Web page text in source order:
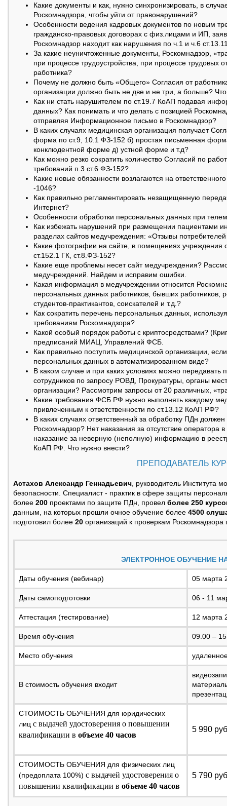
Какие документы и как, нужно синхронизировать, в
Роскомнадзора, чтобы уйти от правонарушений?
Особенности ведения кадровых документов по новым
гражданско-правовых договорах с физ.лицами и ИП,
Роскомнадзор находит как нарушения по ч.1 и ч.6
За какие неуничтоженные документы, Роскомнадзор,
при процессе трудоустройства, при процессе трудовых
работника?
Почему не должно быть «Общего» Согласия от
организации должно быть не две и не три, а больше?
Как ни стать нарушителем по ст.19.7 КоАП подавая
данных? Как понимать и что делать с позицией
отправляя Информационное письмо в Роскомнадзор?
В каких случаях медицинская организация получает
форма по ст.9, 10.1 ФЗ-152 б) простая письменная
конклюдентной форме д) устной форме и т.д?
Как можно резко сократить количество Согласий по
требований п.3 ст.6 ФЗ-152?
Какие новые обязанности возлагаются на
-1046?
Как правильно регламентировать незащищенную
Интернет?
Особенности обработки персональных данных при
Как избежать нарушений при размещении пациентами
разделах сайтов медучреждения: «Отзывы потребителей
Какие фотографии на сайте, в помещениях учреждения
ст.152.1 ГК, ст.8.ФЗ-152?
Какие еще проблемы несет сайт медучреждения?
медучреждений. Найдем и исправим ошибки.
Какая информация в медучреждении относится
персональных данных работников, бывших работников,
студентов-практикантов, соискателей и т.д.?
Как сократить перечень персональных данных,
требованиям Роскомнадзора?
Какой особый порядок работы с криптосредствами?
предписаний МИАЦ, Управлений ФСБ.
Как правильно поступить медицинской организации,
персональных данных в автоматизированном виде?
В каком случае и при каких условиях можно
сотрудников по запросу РОВД, Прокуратуры, органы
организации? Рассмотрим запросы от 20 различных,
Какие требования ФСБ РФ нужно выполнять каждому
привлеченным к ответственности по ст.13.12 КоАП РФ?
В каких случаях ответственный за обработку ПДн
Роскомнадзор? Нет наказания за отсутствие оператора
наказание за неверную (неполную) информацию в
КоАП РФ. Что нужно внести?
ПРЕПОДАВАТЕЛЬ
Астахов Александр Геннадьевич , руководитель
безопасности. Специалист - практик в сфере защиты
более 200 проектами по защите ПДн, провел более 250
данным, на которых прошли очное обучение более 4500
подготовил более 20 организаций к проверкам
ЭЛЕКТРОННОЕ ОБУЧЕНИЕ
Даты обучения (вебинар) 05 марта
Даты самоподготовки 06 - 11
Аттестация (тестирование) 12 марта
Время обучения 09.00 –
Место обучения
В стоимость обучения входит
СТОИМОСТЬ ОБУЧЕНИЯ для юридических
лиц с выдачей удостоверения о повышении
квалификации в объеме 40 часов
5 990 руб
СТОИМОСТЬ ОБУЧЕНИЯ для физических лиц
(предоплата 100%) с выдачей удостоверения о
повышении квалификации в объеме 40 часов
5 790 руб